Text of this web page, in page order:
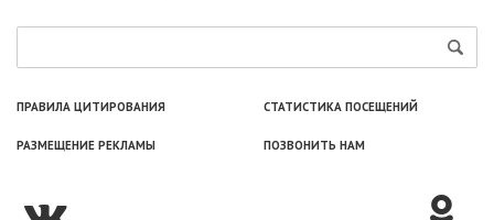
ПРАВИЛА ЦИТИРОВАНИЯ СТАТИСТИКА ПОСЕЩЕНИЙ
РАЗМЕЩЕНИЕ РЕКЛАМЫ ПОЗВОНИТЬ НАМ